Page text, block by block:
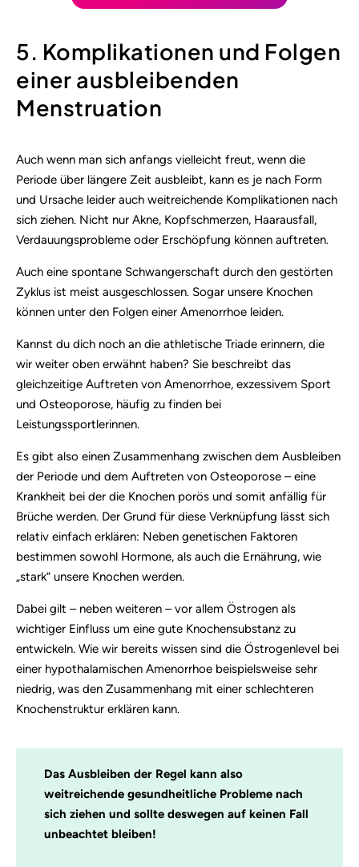
5. Komplikationen und Folgen
einer ausbleibenden
Menstruation
Auch wenn man sich anfangs vielleicht freut, wenn die
Periode über längere Zeit ausbleibt, kann es je nach Form
und Ursache leider auch weitreichende Komplikationen nach
sich ziehen. Nicht nur Akne, Kopfschmerzen, Haarausfall,
Verdauungsprobleme oder Erschöpfung können auftreten.
Auch eine spontane Schwangerschaft durch den gestörten
Zyklus ist meist ausgeschlossen. Sogar unsere Knochen
können unter den Folgen einer Amenorrhoe leiden.
Kannst du dich noch an die athletische Triade erinnern, die
wir weiter oben erwähnt haben? Sie beschreibt das
gleichzeitige Auftreten von Amenorrhoe, exzessivem Sport
und Osteoporose, häufig zu finden bei
Leistungssportlerinnen.
Es gibt also einen Zusammenhang zwischen dem Ausbleiben
der Periode und dem Auftreten von Osteoporose – eine
Krankheit bei der die Knochen porös und somit anfällig für
Brüche werden. Der Grund für diese Verknüpfung lässt sich
relativ einfach erklären: Neben genetischen Faktoren
bestimmen sowohl Hormone, als auch die Ernährung, wie
„stark“ unsere Knochen werden.
Dabei gilt – neben weiteren – vor allem Östrogen als
wichtiger Einfluss um eine gute Knochensubstanz zu
entwickeln. Wie wir bereits wissen sind die Östrogenlevel bei
einer hypothalamischen Amenorrhoe beispielsweise sehr
niedrig, was den Zusammenhang mit einer schlechteren
Knochenstruktur erklären kann.
Das Ausbleiben der Regel kann also
weitreichende gesundheitliche Probleme nach
sich ziehen und sollte deswegen auf keinen Fall
unbeachtet bleiben!